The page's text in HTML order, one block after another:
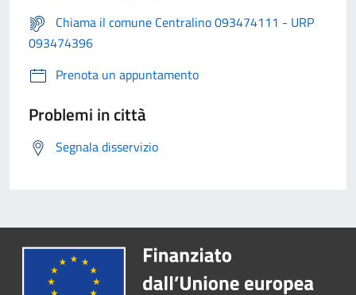
Chiama il comune Centralino 093474111 - URP
093474396
Prenota un appuntamento
Problemi in città
Segnala disservizio